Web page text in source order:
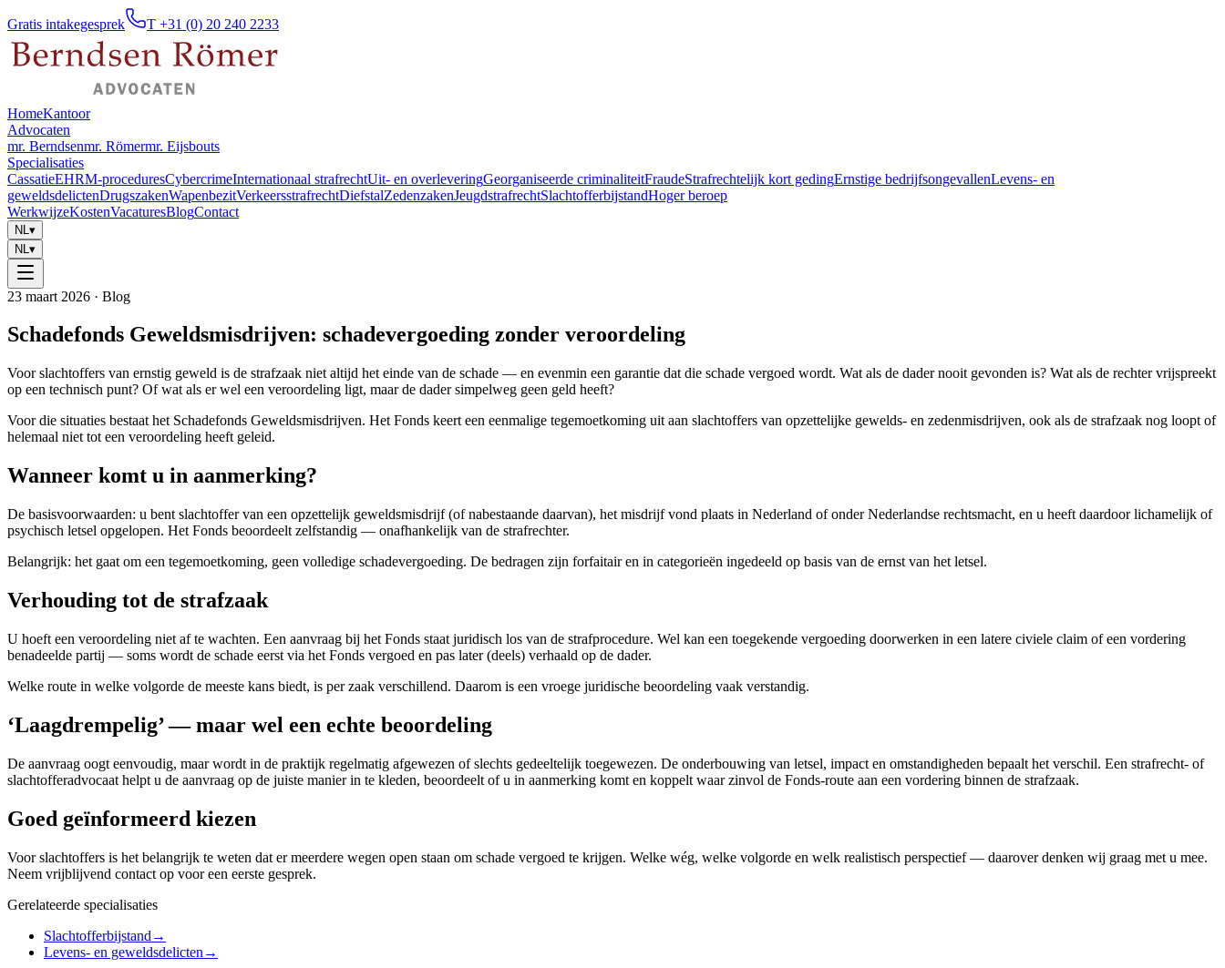
Gratis intakegesprek T +31 (0) 20 240 2233
HomeKantoor
Advocaten
mr. Berndsenmr. Römermr. Eijsbouts
Specialisaties
CassatieEHRM-proceduresCybercrimeInternationaal strafrechtUit- en overleveringGeorganiseerde criminaliteitFraudeStrafrechtelijk kort gedingErnstige bedrijfsongevallenLevens- en
geweldsdelictenDrugszakenWapenbezitVerkeersstrafrechtDiefstalZedenzakenJeugdstrafrechtSlachtofferbijstandHoger beroep
WerkwijzeKostenVacaturesBlogContact
NL ▾
NL ▾
23 maart 2026 · Blog
Schadefonds Geweldsmisdrijven: schadevergoeding zonder veroordeling
Voor slachtoffers van ernstig geweld is de strafzaak niet altijd het einde van de schade — en evenmin een garantie dat die schade vergoed wordt. Wat als de dader nooit gevonden is? Wat als de rechter vrijspreekt
op een technisch punt? Of wat als er wel een veroordeling ligt, maar de dader simpelweg geen geld heeft?
Voor die situaties bestaat het Schadefonds Geweldsmisdrijven. Het Fonds keert een eenmalige tegemoetkoming uit aan slachtoffers van opzettelijke gewelds- en zedenmisdrijven, ook als de strafzaak nog loopt of
helemaal niet tot een veroordeling heeft geleid.
Wanneer komt u in aanmerking?
De basisvoorwaarden: u bent slachtoffer van een opzettelijk geweldsmisdrijf (of nabestaande daarvan), het misdrijf vond plaats in Nederland of onder Nederlandse rechtsmacht, en u heeft daardoor lichamelijk of
psychisch letsel opgelopen. Het Fonds beoordeelt zelfstandig — onafhankelijk van de strafrechter.
Belangrijk: het gaat om een tegemoetkoming, geen volledige schadevergoeding. De bedragen zijn forfaitair en in categorieën ingedeeld op basis van de ernst van het letsel.
Verhouding tot de strafzaak
U hoeft een veroordeling niet af te wachten. Een aanvraag bij het Fonds staat juridisch los van de strafprocedure. Wel kan een toegekende vergoeding doorwerken in een latere civiele claim of een vordering
benadeelde partij — soms wordt de schade eerst via het Fonds vergoed en pas later (deels) verhaald op de dader.
Welke route in welke volgorde de meeste kans biedt, is per zaak verschillend. Daarom is een vroege juridische beoordeling vaak verstandig.
‘Laagdrempelig’ — maar wel een echte beoordeling
De aanvraag oogt eenvoudig, maar wordt in de praktijk regelmatig afgewezen of slechts gedeeltelijk toegewezen. De onderbouwing van letsel, impact en omstandigheden bepaalt het verschil. Een strafrecht- of
slachtofferadvocaat helpt u de aanvraag op de juiste manier in te kleden, beoordeelt of u in aanmerking komt en koppelt waar zinvol de Fonds-route aan een vordering binnen de strafzaak.
Goed geïnformeerd kiezen
Voor slachtoffers is het belangrijk te weten dat er meerdere wegen open staan om schade vergoed te krijgen. Welke wég, welke volgorde en welk realistisch perspectief — daarover denken wij graag met u mee.
Neem vrijblijvend contact op voor een eerste gesprek.
Gerelateerde specialisaties
Slachtofferbijstand →
Levens- en geweldsdelicten →